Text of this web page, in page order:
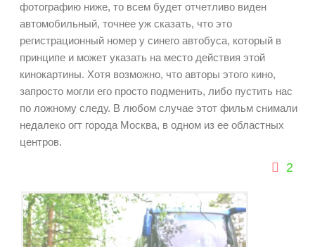
фотографию ниже, то всем будет отчетливо виден
автомобильный, точнее уж сказать, что это
регистрационный номер у синего автобуса, который в
принципе и может указать на место действия этой
кинокартины. Хотя возможно, что авторы этого кино,
запросто могли его просто подменить, либо пустить нас
по ложному следу. В любом случае этот фильм снимали
недалеко огт города Москва, в одном из ее областных
центров.
2